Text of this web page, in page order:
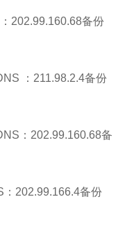
202.99.160.68备份
：211.98.2.4备份
：202.99.160.68备
202.99.166.4备份